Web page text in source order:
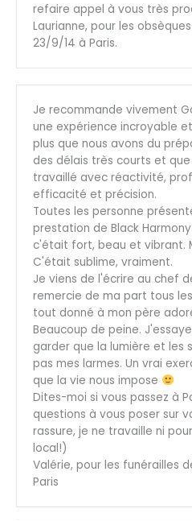
refaire appel à vous très
Laurianne, pour les
23/9/14 à Paris.
Je recommande vivement
une expérience incroyable
plus que nous avons du
des délais très courts et
travaillé avec réactivité,
efficacité et précision.
Toutes les personne
prestation de Black
c'était fort, beau et vibrant.
C'était sublime, vraiment.
Je viens de l'écrire au chef
remercie de ma part tous
tout donné à mon père
Beaucoup de peine.
garder que la lumière et les
pas mes larmes. Un vrai
que la vie nous impose
Dites-moi si vous passez à
questions à vous poser sur
rassure, je ne travaille ni
local!)
Valérie, pour les funérailles
Paris